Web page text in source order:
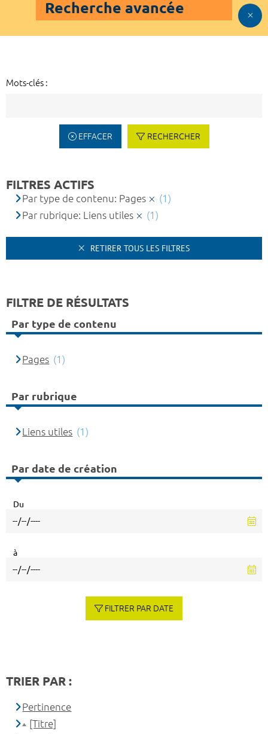
Recherche avancée
Mots-clés :
EFFACER RECHERCHER
FILTRES ACTIFS
Par type de contenu: Pages
(1)
Par rubrique: Liens utiles
(1)
RETIRER TOUS LES FILTRES
FILTRE DE RÉSULTATS
Par type de contenu
Pages (1)
Par rubrique
Liens utiles (1)
Par date de création
Du
à
FILTRER PAR DATE
TRIER PAR :
Pertinence
[Titre]